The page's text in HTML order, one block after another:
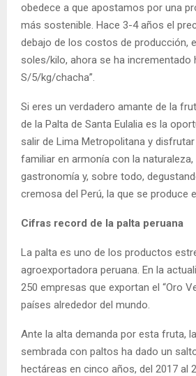
obedece a que apostamos por una
más sostenible. Hace 3-4 años el
debajo de los costos de producción,
soles/kilo, ahora se ha incrementado
S/5/kg/chacha”.
Si eres un verdadero amante de la
de la Palta de Santa Eulalia es la
salir de Lima Metropolitana y
familiar en armonía con la
gastronomía y, sobre todo,
cremosa del Perú, la que se produce
Cifras record de la palta peruana
La palta es uno de los productos
agroexportadora peruana. En la
250 empresas que exportan el “Oro
países alrededor del mundo.
Ante la alta demanda por esta fruta,
sembrada con paltos ha dado un
hectáreas en cinco años, del 2017 al